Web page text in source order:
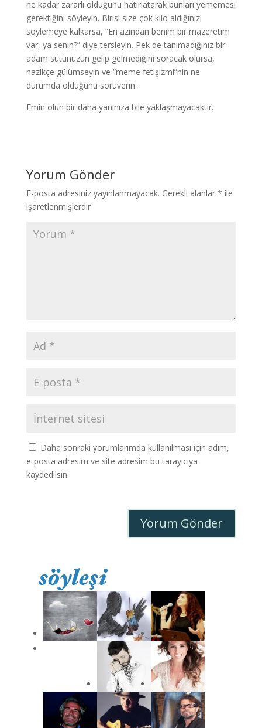
ne kadar zararlı olduğunu hatırlatarak bunları yememesi
gerektiğini söyleyin. Birisi size çok kilo aldığınızı
söylemeye kalkarsa, “En azından benim bir mazeretim
var, ya senin?” diye tersleyin. Pek de tanımadığınız bir
adam sütünüzün gelip gelmediğini soracak olursa,
nazikçe gülümseyin ve “meme fetişizmi”nin ne
durumda olduğunu soruverin.
Emin olun bir daha yanınıza bile yaklaşmayacaktır.
Yorum Gönder
E-posta adresiniz yayınlanmayacak. Gerekli alanlar * ile
işaretlenmişlerdir
Daha sonraki yorumlarımda kullanılması için adım,
e-posta adresim ve site adresim bu tarayıcıya
kaydedilsin.